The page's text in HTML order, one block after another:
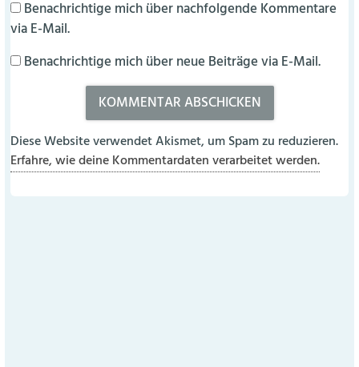
Benachrichtige mich über nachfolgende Kommentare
via E-Mail.
Benachrichtige mich über neue Beiträge via E-Mail.
Diese Website verwendet Akismet, um Spam zu reduzieren.
Erfahre, wie deine Kommentardaten verarbeitet werden.